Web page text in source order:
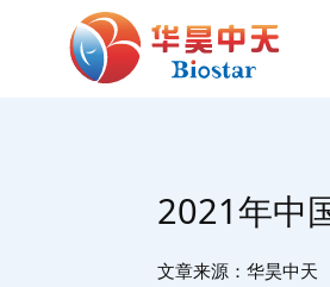
2021年中
文章来源：华昊中天